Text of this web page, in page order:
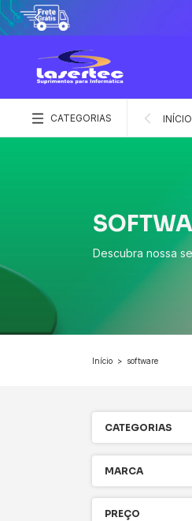
CATEGORIAS INÍCIO
Descubra nossa
Início > software
CATEGORIAS
MARCA
PREÇO